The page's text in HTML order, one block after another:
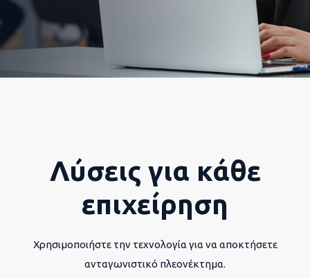
Λύσεις για κάθε
επιχείρηση
Χρησιμοποιήστε την τεχνολογία για να αποκτήσετε
ανταγωνιστικό πλεονέκτημα.